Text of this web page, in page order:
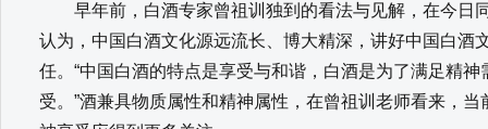
早年前，白酒专家曾祖训独到的看法与见解，在今日
认为，中国白酒文化源远流长、博大精深，讲好中国白酒
任。“中国白酒的特点是享受与和谐，白酒是为了满足精
受。”酒兼具物质属性和精神属性，在曾祖训老师看来，